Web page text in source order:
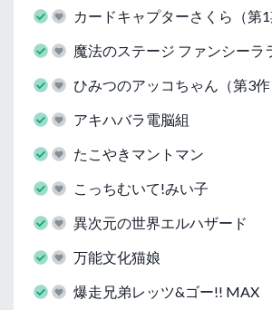
カードキャプターさくら（第1
魔法のステージ ファンシーラ
ひみつのアッコちゃん（第3作
アキハバラ電脳組
たこやきマントマン
こっちむいて!みい子
異次元の世界エルハザード
万能文化猫娘
爆走兄弟レッツ&ゴー!! MAX